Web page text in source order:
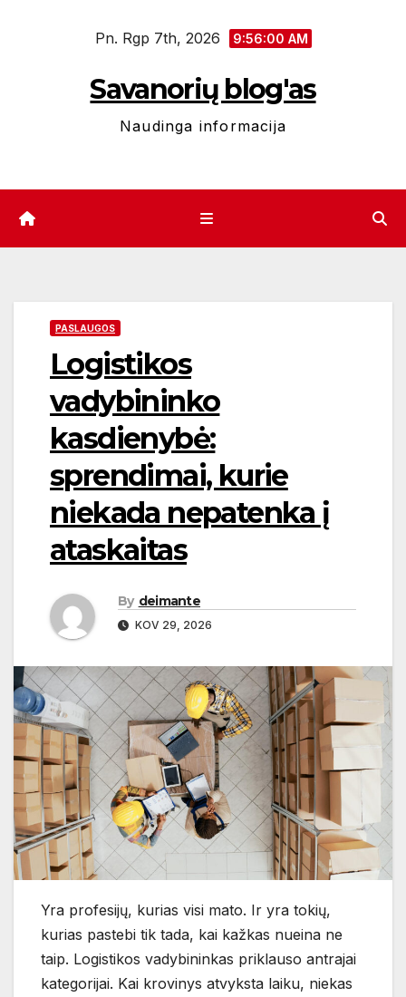
Pn. Rgp 7th, 2026 9:56:01 AM
Savanorių blog'as
Naudinga informacija
PASLAUGOS
Logistikos
vadybininko
kasdienybė:
sprendimai, kurie
niekada nepatenka į
ataskaitas
By deimante
KOV 29, 2026
Yra profesijų, kurias visi mato. Ir yra tokių,
kurias pastebi tik tada, kai kažkas nueina ne
taip. Logistikos vadybininkas priklauso antrajai
kategorijai. Kai krovinys atvyksta laiku, niekas